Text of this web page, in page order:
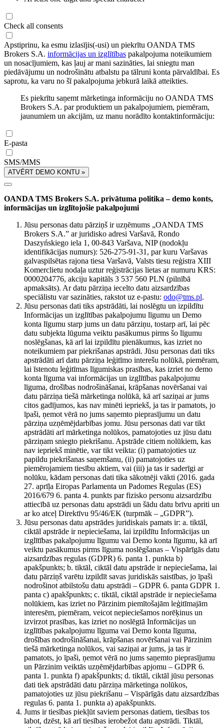
Check all consents
Apstiprinu, ka esmu izlasījis(-usi) un piekrītu OANDA TMS
Brokers S.A. informācijas un izglītības pakalpojuma noteikumiem
un nosacījumiem, kas ļauj ar mani sazināties, lai sniegtu man
piedāvājumu un nodrošinātu atbalstu pa tālruni konta pārvaldībai. Es
saprotu, ka varu no šī pakalpojuma jebkurā laikā atteikties.
Es piekrītu saņemt mārketinga informāciju no OANDA TMS
Brokers S.A. par produktiem un pakalpojumiem, piemēram,
jaunumiem un akcijām, uz manu norādīto kontaktinformāciju:
E-pasta
SMS/MMS
ATVĒRT DEMO KONTU »
OANDA TMS Brokers S.A. privātuma politika – demo konts,
informācijas un izglītojošie pakalpojumi
Jūsu personas datu pārziņš ir uzņēmums „OANDA TMS
Brokers S.A.” ar juridisko adresi Varšavā, Rondo
Daszyńskiego iela 1, 00-843 Varšava, NIP (nodokļu
identifikācijas numurs): 526-275-91-31, par kuru Varšavas
galvaspilsētas rajona tiesa Varšavā, Valsts tiesu reģistra XIII
Komerclietu nodaļa uztur reģistrācijas lietas ar numuru KRS:
0000204776, akciju kapitāls 3 537 560 PLN (pilnībā
apmaksāts). Ar datu pārziņa iecelto datu aizsardzības
speciālistu var sazināties, rakstot uz e-pastu: odo@tms.pl.
Jūsu personas dati tiks apstrādāti, lai noslēgtu un izpildītu
Informācijas un izglītības pakalpojumu līgumu un Demo
konta līgumu starp jums un datu pārziņu, tostarp arī, lai pēc
datu subjekta lūguma veiktu pasākumus pirms šo līgumu
noslēgšanas, kā arī lai izpildītu pienākumus, kas izriet no
noteikumiem par piekrišanas apstrādi. Jūsu personas dati tiks
apstrādāti arī datu pārziņa leģitīmo interešu nolūkā, piemēram,
lai īstenotu leģitīmas līgumiskas prasības, kas izriet no demo
konta līguma vai informācijas un izglītības pakalpojumu
līguma, drošības nodrošināšanai, krāpšanas novēršanai vai
datu pārziņa tiešā mārketinga nolūkā, kā arī saziņai ar jums
citos gadījumos, kas nav minēti iepriekš, ja tas ir pamatots, jo
īpaši, ņemot vērā no jums saņemto pieprasījumu un datu
pārziņa uzņēmējdarbības jomu. Jūsu personas dati var tikt
apstrādāti arī mārketinga nolūkos, pamatojoties uz jūsu datu
pārziņam sniegto piekrišanu. Apstrāde citiem nolūkiem, kas
nav iepriekš minētie, var tikt veikta: (i) pamatojoties uz
papildu piekrišanas saņemšanu, (ii) pamatojoties uz
piemērojamiem tiesību aktiem, vai (iii) ja tas ir saderīgi ar
nolūku, kādam personas dati tika sākotnēji vākti (2016. gada
27. aprīļa Eiropas Parlamenta un Padomes Regulas (ES)
2016/679 6. panta 4. punkts par fizisko personu aizsardzību
attiecībā uz personas datu apstrādi un šādu datu brīvu apriti un
ar ko atceļ Direktīvu 95/46/EK (turpmāk – „GDPR”).
Jūsu personas datu apstrādes juridiskais pamats ir: a. tiktāl,
ciktāl apstrāde ir nepieciešama, lai izpildītu Informācijas un
izglītības pakalpojumu līgumu vai Demo konta līgumu, kā arī
veiktu pasākumus pirms līguma noslēgšanas – Vispārīgās datu
aizsardzības regulas (GDPR) 6. panta 1. punkta b)
apakšpunkts; b. tiktāl, ciktāl datu apstrāde ir nepieciešama, lai
datu pārziņš varētu izpildīt savas juridiskās saistības, jo īpaši
nodrošinot atbilstošu datu apstrādi – GDPR 6. panta GDPR 1.
panta c) apakšpunkts; c. tiktāl, ciktāl apstrāde ir nepieciešama
nolūkiem, kas izriet no Pārzinim piemītošajām leģitīmajām
interesēm, piemēram, veicot nepieciešamos norēķinus un
izvirzot prasības, kas izriet no noslēgtā Informācijas un
izglītības pakalpojumu līguma vai Demo konta līguma,
drošības nodrošināšanai, krāpšanas novēršanai vai Pārzinim
tiešā mārketinga nolūkos, vai saziņai ar jums, ja tas ir
pamatots, jo īpaši, ņemot vērā no jums saņemto pieprasījumu
un Pārzinim veiktās uzņēmējdarbības apjomu – GDPR 6.
panta 1. punkta f) apakšpunkts; d. tiktāl, ciktāl jūsu personas
dati tiek apstrādāti datu pārziņa mārketinga nolūkos,
pamatojoties uz jūsu piekrišanu – Vispārīgās datu aizsardzības
regulas 6. panta 1. punkta a) apakšpunkts.
Jums ir tiesības piekļūt saviem personas datiem, tiesības tos
labot, dzēst, kā arī tiesības ierobežot datu apstrādi. Tiktāl,